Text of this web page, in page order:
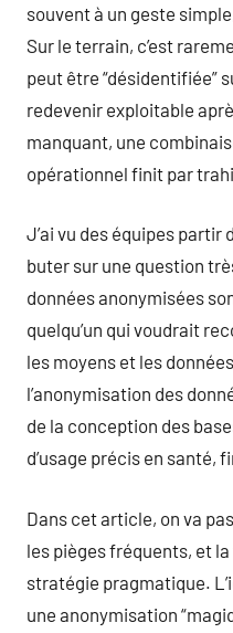
souvent à un geste
Sur le terrain, c’est
peut être “désidentifiée”
redevenir exploitable
manquant, une
opérationnel finit par
J’ai vu des équipes partir
buter sur une question
données anonymisées
quelqu’un qui voudrait
les moyens et les données
l’anonymisation des
de la conception des
d’usage précis en santé,
Dans cet article, on va
les pièges fréquents, et
stratégie pragmatique.
une anonymisation